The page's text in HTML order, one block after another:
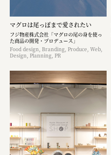
マグロは尾っぽまで愛されたい
フジ物産株式会社「マグロの尾の身を使っ
た商品の開発・プロデュース」
Food design, Branding, Produce, Web,
Design, Planning, PR